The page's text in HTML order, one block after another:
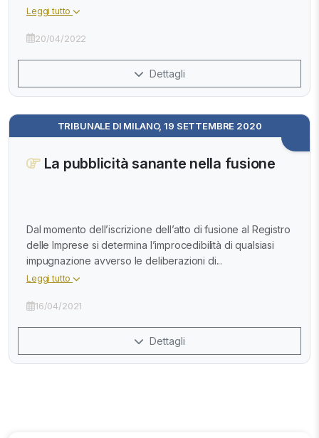
Leggi tutto
20/04/2022
Dettagli
TRIBUNALE DI MILANO, 19 SETTEMBRE 2020
La pubblicità sanante nella fusione
Dal momento dell’iscrizione dell’atto di fusione al Registro
delle Imprese si determina l’improcedibilità di qualsiasi
impugnazione avverso le deliberazioni di...
Leggi tutto
16/04/2021
Dettagli